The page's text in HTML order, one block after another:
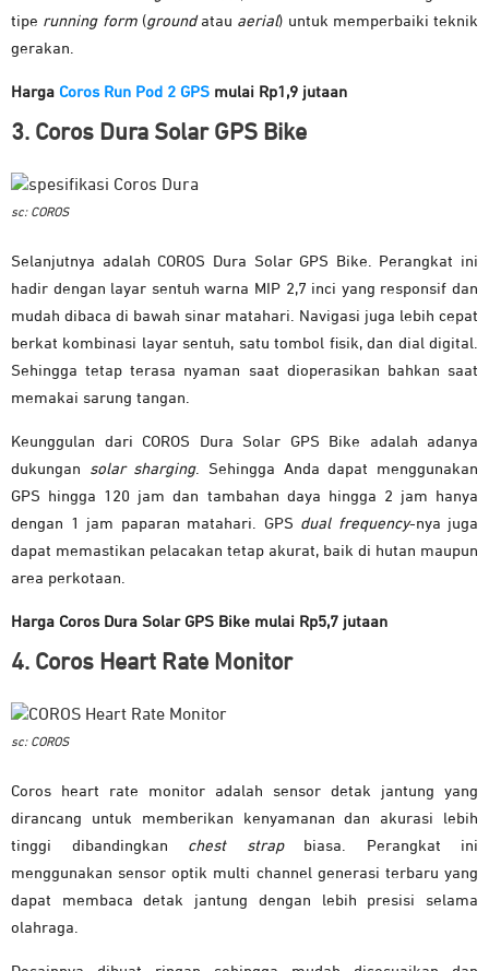
tipe running form(groundatau aerial) untuk memperbaiki teknik
gerakan.
Harga Coros Run Pod 2 GPS mulai Rp1,9 jutaan
3. Coros Dura Solar GPS Bike
sc: COROS
Selanjutnya adalah COROS Dura Solar GPS Bike. Perangkat ini
hadir dengan layar sentuh warna MIP 2,7 inci yang responsif dan
mudah dibaca di bawah sinar matahari. Navigasi juga lebih cepat
berkat kombinasi layar sentuh, satu tombol fisik, dan dial digital.
Sehingga tetap terasa nyaman saat dioperasikan bahkan saat
memakai sarung tangan.
Keunggulan dari COROS Dura Solar GPS Bike adalah adanya
dukungan solar sharging. Sehingga Anda dapat menggunakan
GPS hingga 120 jam dan tambahan daya hingga 2 jam hanya
dengan 1 jam paparan matahari. GPS dual frequency-nya juga
dapat memastikan pelacakan tetap akurat, baik di hutan maupun
area perkotaan.
Harga Coros Dura Solar GPS Bike mulai Rp5,7 jutaan
4. Coros Heart Rate Monitor
sc: COROS
Coros heart rate monitor adalah sensor detak jantung yang
dirancang untuk memberikan kenyamanan dan akurasi lebih
tinggi dibandingkan chest strapbiasa. Perangkat ini
menggunakan sensor optik multi channel generasi terbaru yang
dapat membaca detak jantung dengan lebih presisi selama
olahraga.